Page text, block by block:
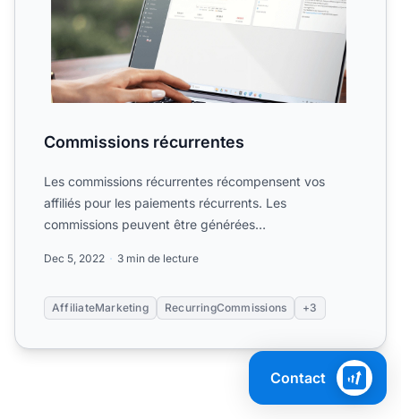
Commissions récurrentes
Les commissions récurrentes récompensent vos
affiliés pour les paiements récurrents. Les
commissions peuvent être générées
Dec 5, 2022 3 min de lecture
AffiliateMarketing RecurringCommissions +3
Contact